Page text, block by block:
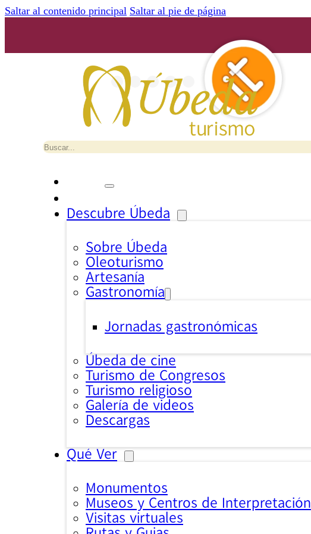
Saltar al contenido principal Saltar al pie de página
Buscar
Descubre Úbeda
Sobre Úbeda
Oleoturismo
Artesanía
Gastronomía
Jornadas gastronómicas
Úbeda de cine
Turismo de Congresos
Turismo religioso
Galería de videos
Descargas
Qué Ver
Monumentos
Museos y Centros de Interpretación
Visitas virtuales